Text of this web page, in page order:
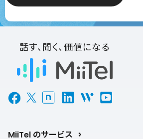
話す、聞く、価値になる
MiiTel のサービス